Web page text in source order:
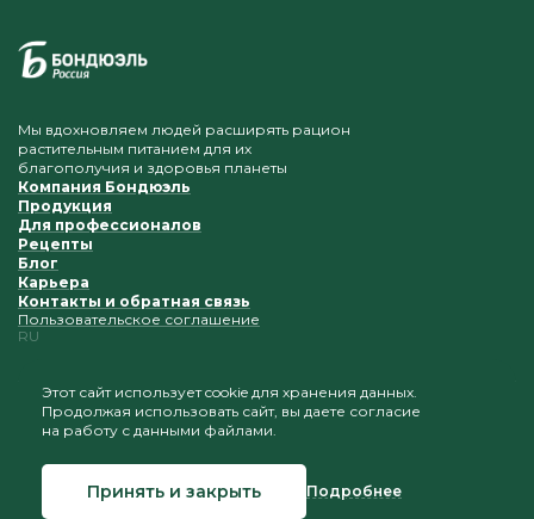
Мы вдохновляем людей расширять рацион
растительным питанием для их
благополучия и здоровья планеты
Компания Бондюэль
Продукция
Для профессионалов
Рецепты
Блог
Карьера
Контакты и обратная связь
Пользовательское соглашение
RU
Приветствуется копирование и размещение
материалов при условии сохранения ссылки на наш
© 2026 Бондюэль Россия
Этот сайт использует cookie для хранения данных.
Продолжая использовать сайт, вы даете согласие
на работу с данными файлами.
Принять и закрыть Подробнее